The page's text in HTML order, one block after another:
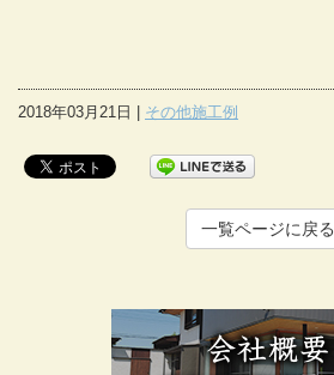
2018年03月21日 | その他施工例
一覧ページに戻る